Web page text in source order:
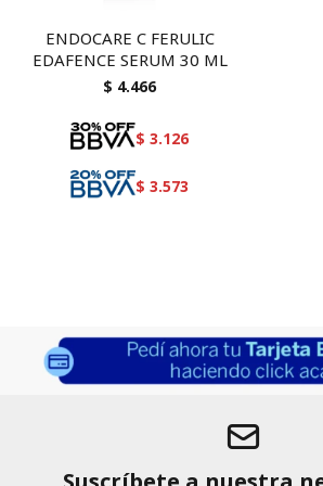
ENDOCARE C FERULIC
EDAFENCE SERUM 30 ML
$ 4.466
$ 3.126
$ 3.573